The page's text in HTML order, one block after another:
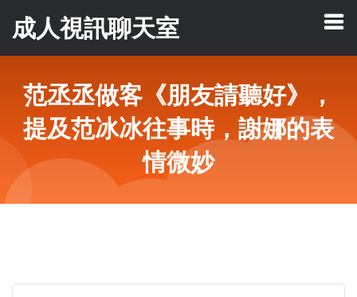
成人視訊聊天室
范丞丞做客《朋友請聽好》，
提及范冰冰往事時，謝娜的表
情微妙